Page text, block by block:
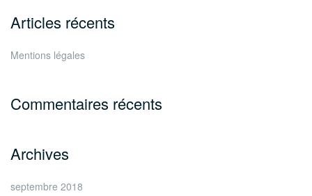
Articles récents
Mentions légales
Commentaires récents
Archives
septembre 2018